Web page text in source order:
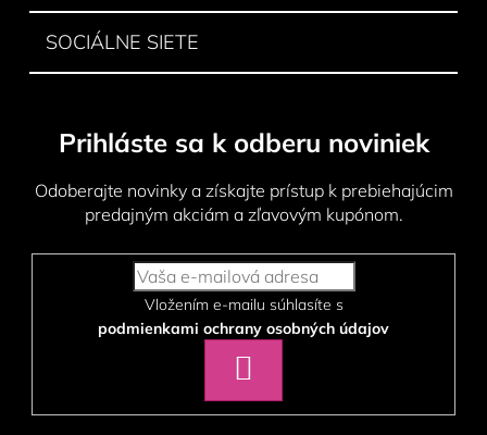
SOCIÁLNE SIETE
Prihláste sa k odberu noviniek
Odoberajte novinky a získajte prístup k prebiehajúcim
predajným akciám a zľavovým kupónom.
podmienkami ochrany osobných údajov
SA